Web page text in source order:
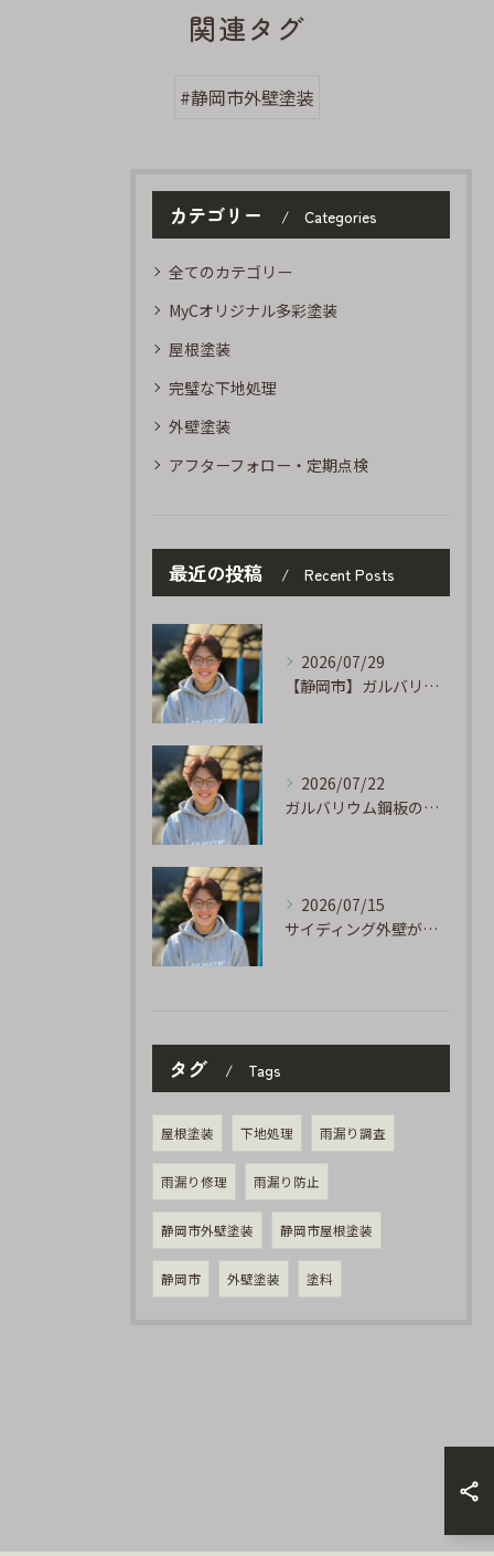
関連タグ
#静岡市外壁塗装
カテゴリー Categories
全てのカテゴリー
MyCオリジナル多彩塗装
屋根塗装
完璧な下地処理
外壁塗装
アフターフォロー・定期点検
最近の投稿 Recent Posts
2026/07/29
【静岡市】ガルバリウム外壁のサビ補修｜タッチアップ塗装の手順を職人が解説
2026/07/22
ガルバリウム鋼板の「傷」と「チョーキング」、実は深くつながっています
2026/07/15
サイディング外壁が劣化するのはなぜ?よくある原因と塗り替えのサイン
タグ Tags
屋根塗装 下地処理 雨漏り調査
雨漏り修理 雨漏り防止
静岡市外壁塗装 静岡市屋根塗装
静岡市 外壁塗装 塗料